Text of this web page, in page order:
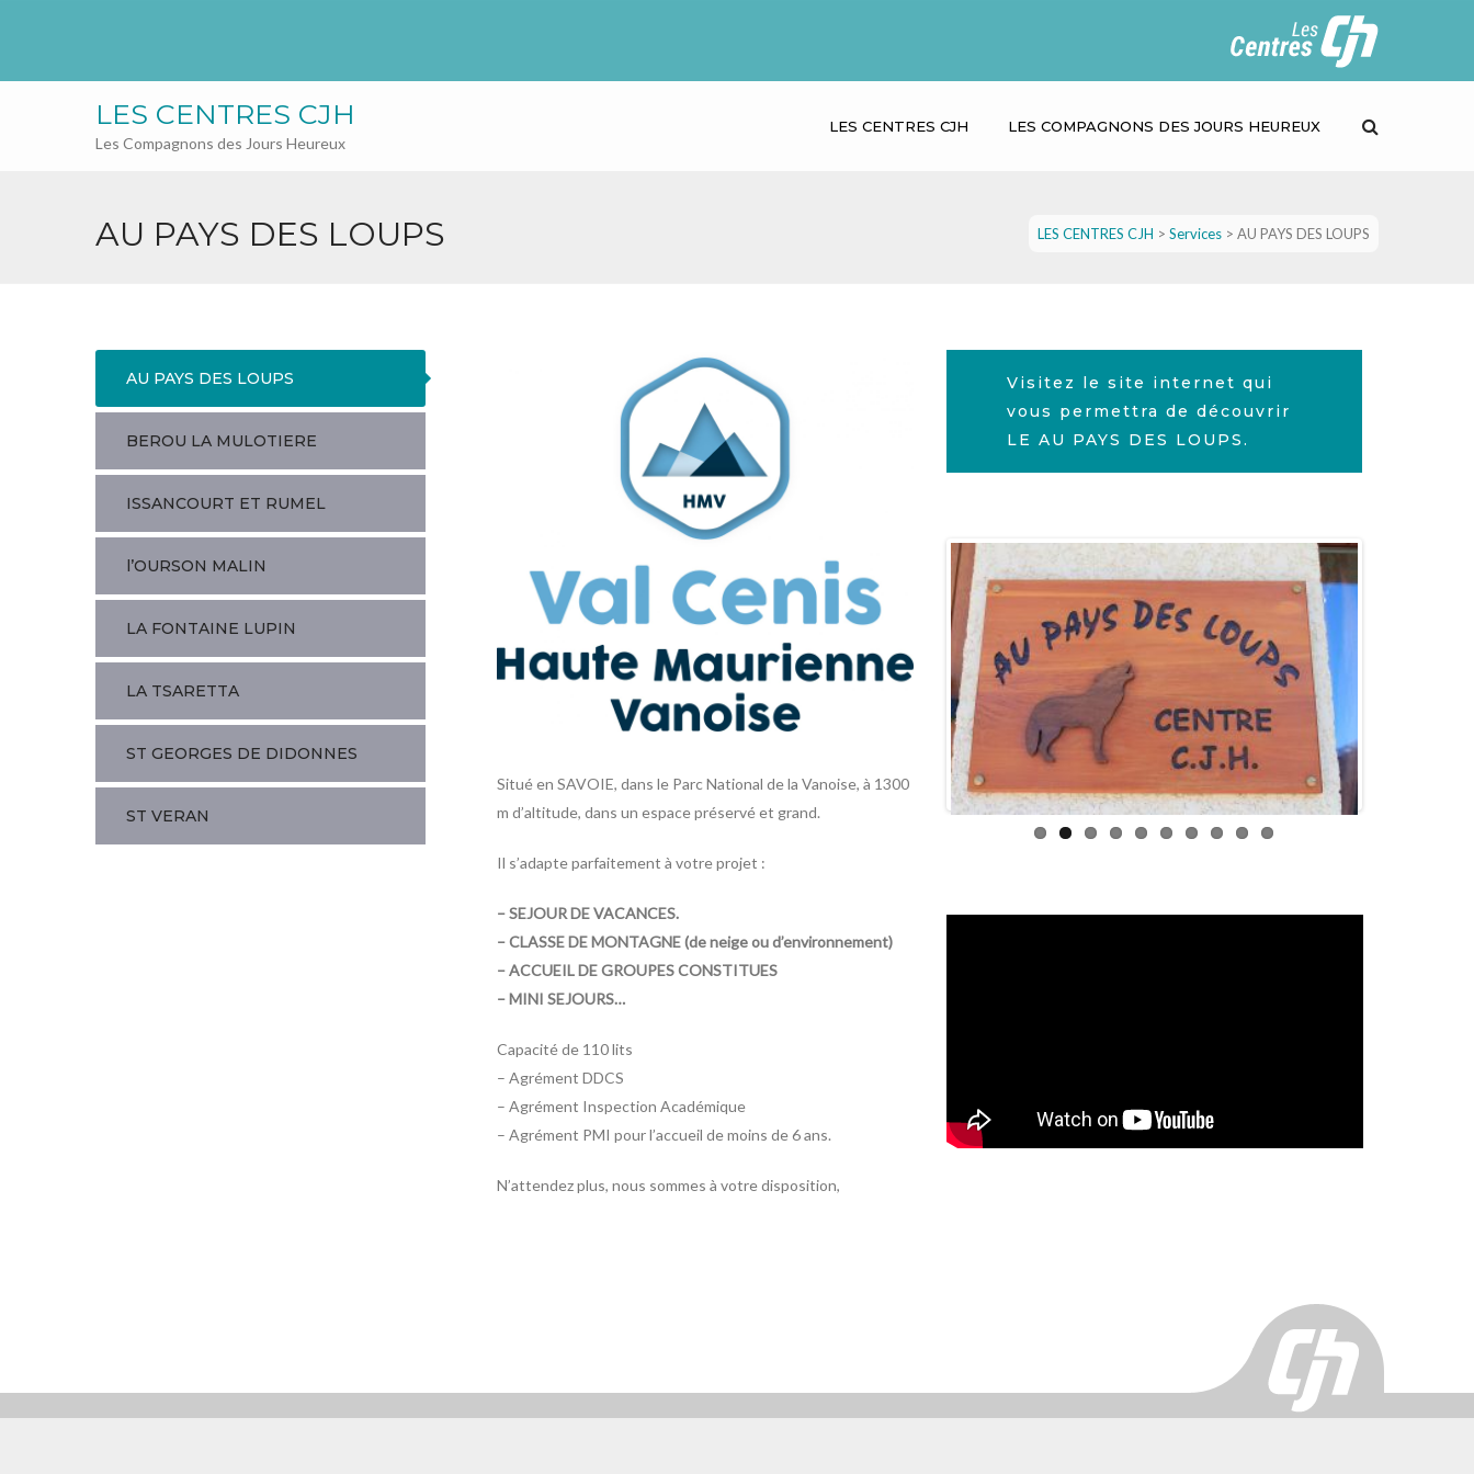
LES CENTRES CJH
Les Compagnons des Jours Heureux
LES CENTRES CJH LES COMPAGNONS DES JOURS HEUREUX
AU PAYS DES LOUPS LES CENTRES CJH > Services > AU PAYS DES LOUPS
AU PAYS DES LOUPS
BEROU LA MULOTIERE
ISSANCOURT ET RUMEL
l’OURSON MALIN
LA FONTAINE LUPIN
LA TSARETTA
ST GEORGES DE DIDONNES
ST VERAN
Situé en SAVOIE, dans le Parc National de la Vanoise, à 1300
m d’altitude, dans un espace préservé et grand.
Il s’adapte parfaitement à votre projet :
– SEJOUR DE VACANCES.
– CLASSE DE MONTAGNE (de neige ou d’environnement)
– ACCUEIL DE GROUPES CONSTITUES
– MINI SEJOURS…
Capacité de 110 lits
– Agrément DDCS
– Agrément Inspection Académique
– Agrément PMI pour l’accueil de moins de 6 ans.
N’attendez plus, nous sommes à votre disposition,
Visitez le site internet qui
vous permettra de découvrir
LE AU PAYS DES LOUPS.